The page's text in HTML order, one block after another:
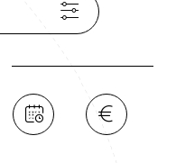
avec un musée